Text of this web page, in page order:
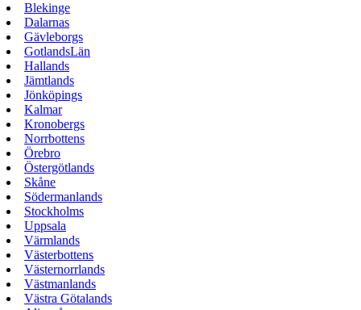
Blekinge
Dalarnas
Gävleborgs
GotlandsLän
Hallands
Jämtlands
Jönköpings
Kalmar
Kronobergs
Norrbottens
Örebro
Östergötlands
Skåne
Södermanlands
Stockholms
Uppsala
Värmlands
Västerbottens
Västernorrlands
Västmanlands
Västra Götalands